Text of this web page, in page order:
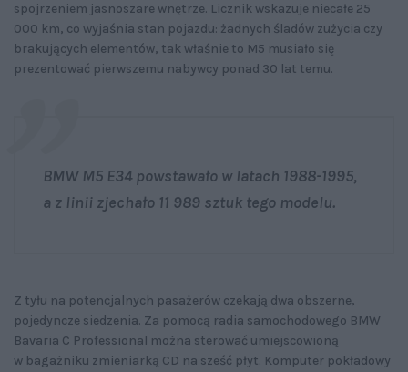
spojrzeniem jasnoszare wnętrze. Licznik wskazuje niecałe 25
000 km, co wyjaśnia stan pojazdu: żadnych śladów zużycia czy
brakujących elementów, tak właśnie to M5 musiało się
prezentować pierwszemu nabywcy ponad 30 lat temu.
BMW M5 E34 powstawało w latach 1988-1995,
a z linii zjechało 11 989 sztuk tego modelu.
Z tyłu na potencjalnych pasażerów czekają dwa obszerne,
pojedyncze siedzenia. Za pomocą radia samochodowego BMW
Bavaria C Professional można sterować umiejscowioną
w bagażniku zmieniarką CD na sześć płyt. Komputer pokładowy